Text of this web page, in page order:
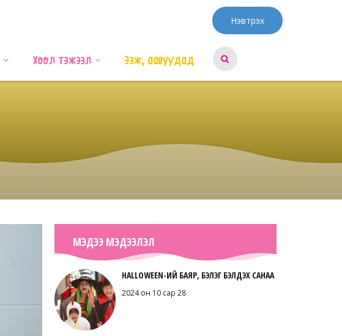
Нэвтрэх
Хоол тэжээл Ээж, аавуудад
МЭДЭЭ МЭДЭЭЛЭЛ
HALLOWEEN-ИЙ БАЯР, БЭЛЭГ БЭЛДЭХ САНАА
2024 он 10 сар 28